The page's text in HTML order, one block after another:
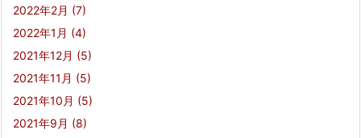
2022年2月 (7)
2022年1月 (4)
2021年12月 (5)
2021年11月 (5)
2021年10月 (5)
2021年9月 (8)